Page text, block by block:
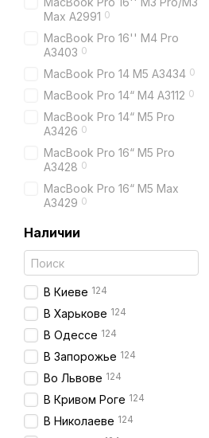
Max A2991 0
MacBook Pro 16'' M4 Pro
A3403 0
MacBook Pro 14 M5 A3434 0
MacBook Pro 14“ M4 A3112 0
MacBook Pro 14“ M5 Pro
A3426 0
MacBook Pro 16“ M5 Pro
A3428 0
MacBook Pro 16“ M5 Max
A3429 0
Наличии
В Киеве 124
В Харькове 124
В Одессе 124
В Запорожье 124
Во Львове 124
В Кривом Роге 124
В Николаеве 124